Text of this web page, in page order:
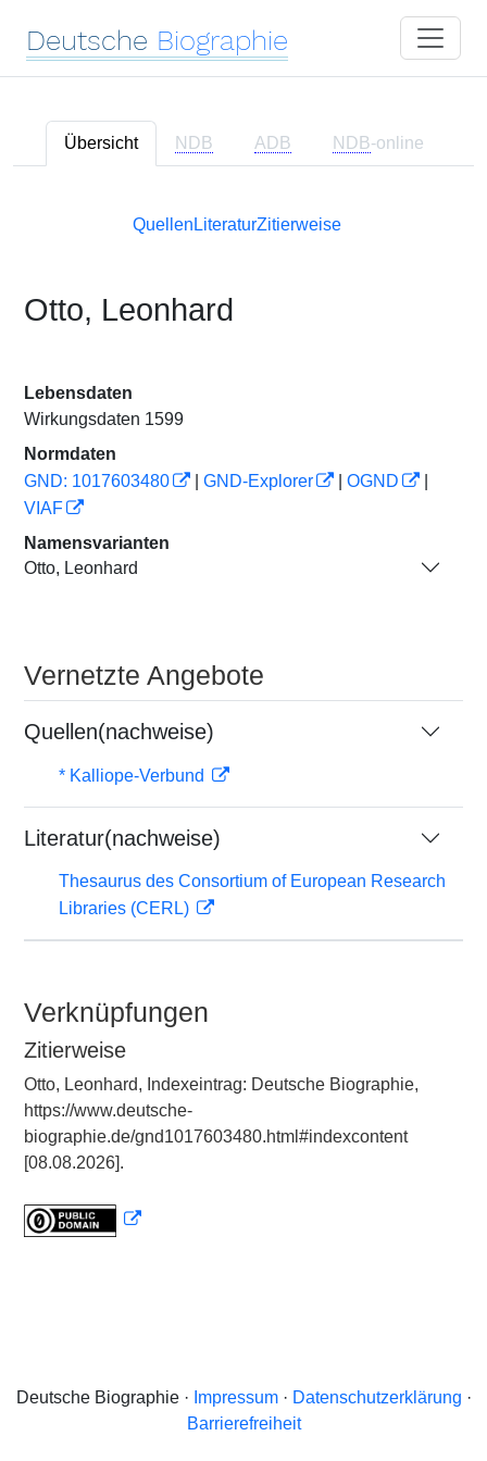
Deutsche Biographie
Übersicht NDB ADB NDB-online
Quellen LiteraturZitierweise
Otto, Leonhard
Lebensdaten
Wirkungsdaten 1599
Normdaten
GND: 1017603480
GND-Explorer OGND
VIAF
Namensvarianten
Otto, Leonhard
Vernetzte Angebote
Quellen(nachweise)
* Kalliope-Verbund
Literatur(nachweise)
Thesaurus des Consortium of European Research
Libraries (CERL)
Verknüpfungen
Zitierweise
Otto, Leonhard, Indexeintrag: Deutsche Biographie,
https://www.deutsche-
biographie.de/gnd1017603480.html#indexcontent
[08.08.2026].
Deutsche Biographie · Impressum· Datenschutzerklärung ·
Barrierefreiheit